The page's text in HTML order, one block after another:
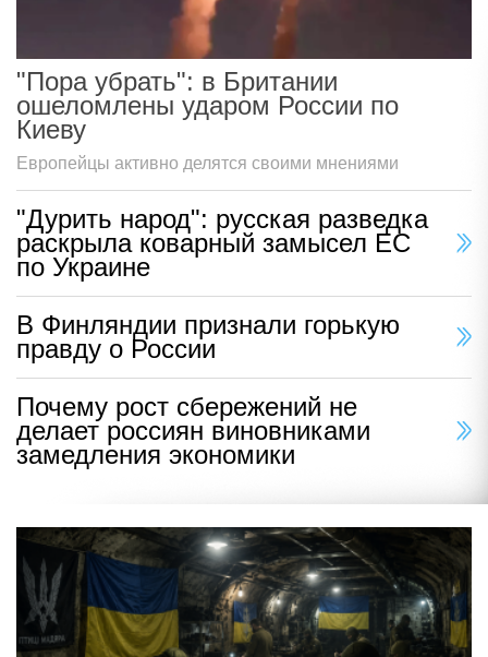
"Пора убрать": в Британии
ошеломлены ударом России по
Киеву
Европейцы активно делятся своими мнениями
"Дурить народ": русская разведка
раскрыла коварный замысел ЕС
по Украине
В Финляндии признали горькую
правду о России
Почему рост сбережений не
делает россиян виновниками
замедления экономики